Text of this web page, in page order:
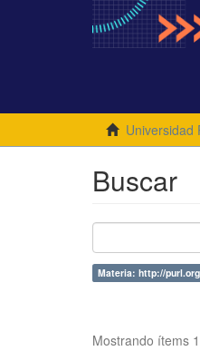
Universidad
Buscar
Materia: http://
Mostrando ítems